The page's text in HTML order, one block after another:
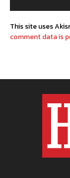
This site uses
comment data is